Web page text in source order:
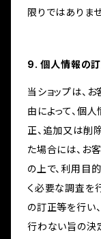
限りではありませ
9. 個人情報の
当ショップは、
由によって、個
正、追加又は削
た場合には、お
の上で、利用目
く必要な調査を
の訂正等を行い
行わない旨の決